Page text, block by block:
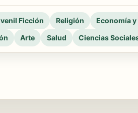
Ficción Religión
Economía
Arte Salud Ciencias